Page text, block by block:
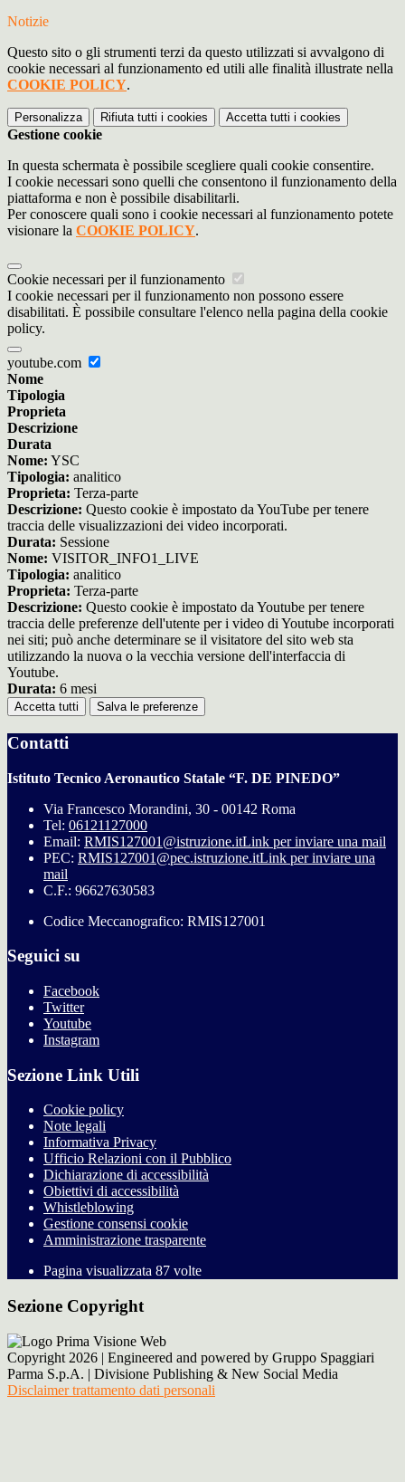
Notizie
Questo sito o gli strumenti terzi da questo utilizzati si avvalgono di
cookie necessari al funzionamento ed utili alle finalità illustrate nella
COOKIE POLICY.
Personalizza Rifiuta tutti i cookies Accetta tutti i cookies
Gestione cookie
In questa schermata è possibile scegliere quali cookie consentire.
I cookie necessari sono quelli che consentono il funzionamento della
piattaforma e non è possibile disabilitarli.
Per conoscere quali sono i cookie necessari al funzionamento potete
visionare la COOKIE POLICY.
Cookie necessari per il funzionamento
I cookie necessari per il funzionamento non possono essere
disabilitati. È possibile consultare l'elenco nella pagina della cookie
policy.
youtube.com
Nome
Tipologia
Proprieta
Descrizione
Durata
Nome: YSC
Tipologia: analitico
Proprieta: Terza-parte
Descrizione: Questo cookie è impostato da YouTube per tenere
traccia delle visualizzazioni dei video incorporati.
Durata: Sessione
Nome: VISITOR_INFO1_LIVE
Tipologia: analitico
Proprieta: Terza-parte
Descrizione: Questo cookie è impostato da Youtube per tenere
traccia delle preferenze dell'utente per i video di Youtube incorporati
nei siti; può anche determinare se il visitatore del sito web sta
utilizzando la nuova o la vecchia versione dell'interfaccia di
Youtube.
Durata: 6 mesi
Accetta tutti Salva le preferenze
Contatti
Istituto Tecnico Aeronautico Statale “F. DE PINEDO”
Via Francesco Morandini, 30 - 00142 Roma
Tel: 06121127000
Email: RMIS127001@istruzione.itLink per inviare una mail
PEC: RMIS127001@pec.istruzione.itLink per inviare una
mail
C.F.: 96627630583
Codice Meccanografico: RMIS127001
Seguici su
Facebook
Twitter
Youtube
Instagram
Sezione Link Utili
Cookie policy
Note legali
Informativa Privacy
Ufficio Relazioni con il Pubblico
Dichiarazione di accessibilità
Obiettivi di accessibilità
Whistleblowing
Gestione consensi cookie
Amministrazione trasparente
Pagina visualizzata 87 volte
Sezione Copyright
Copyright 2026 | Engineered and powered by Gruppo Spaggiari
Parma S.p.A. | Divisione Publishing & New Social Media
Disclaimer trattamento dati personali